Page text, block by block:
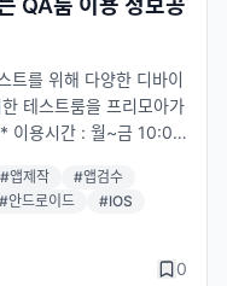
QA룸 이용 정보공
를 위해 다양한 디바이
테스트룸을 프리모아가
이용시간 : 월~금 10:00
리모아 홈페이지 내 예
친구를 통해서 예약가능
당일 신분증 지참 후 방
제시 2. 비치된 디바이
#앱제작 #앱검수
#안드로이드 #IOS
0